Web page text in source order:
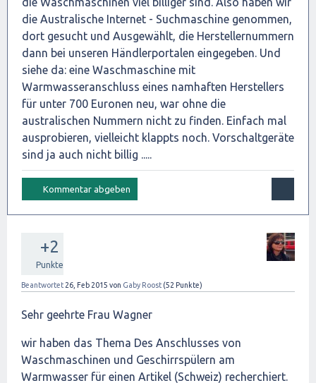
die Australische Internet - Suchmaschine genommen,
dort gesucht und Ausgewählt, die Herstellernummern
dann bei unseren Händlerportalen eingegeben. Und
siehe da: eine Waschmaschine mit
Warmwasseranschluss eines namhaften Herstellers
für unter 700 Euronen neu, war ohne die
australischen Nummern nicht zu finden. Einfach mal
ausprobieren, vielleicht klappts noch. Vorschaltgeräte
sind ja auch nicht billig .....
+2
Punkte
Beantwortet 26, Feb 2015 von Gaby Roost (52 Punkte)
Sehr geehrte Frau Wagner
wir haben das Thema Des Anschlusses von
Waschmaschinen und Geschirrspülern am
Warmwasser für einen Artikel (Schweiz) recherchiert.